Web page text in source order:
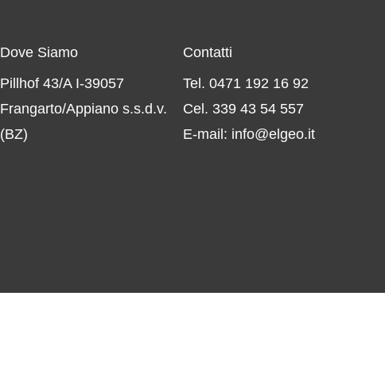
Dove Siamo
Pillhof 43/A I-39057
Frangarto/Appiano s.s.d.v.
(BZ)
Contatti
Tel. 0471 192 16 92
Cel. 339 43 54 557
E-mail: info@elgeo.it